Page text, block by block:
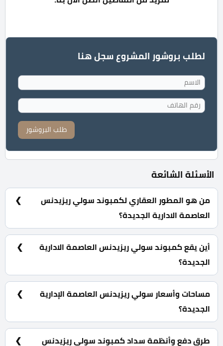
لطلب بروشور المشروع سجل هنا
طلب البروشور
الأسئلة الشائعة
من هو المطور العقاري لكمبوند سولي ريزيدنس
العاصمة الادارية الجديدة؟
أين يقع كمبوند سولي ريزيدنس العاصمة الادارية
الجديدة؟
الدبلوماسي.
مساحات وأسعار سولي ريزيدنس العاصمة الإدارية
الجديدة؟
طرق دفع وأنظمة سداد كمبوند سولي ريزيدنس